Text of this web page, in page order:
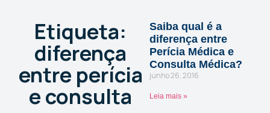
Etiqueta:
diferença
entre perícia
e consulta
Saiba qual é a
diferença entre
Perícia Médica e
Consulta Médica?
junho 26, 2016
Leia mais »